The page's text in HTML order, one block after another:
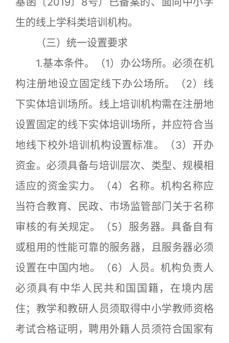
生的线上学科类培训机构。
（三）统一设置要求
1.基本条件。（1）办公场所。必须在机
构注册地设立固定线下办公场所。（2）线
下实体培训场所。线上培训机构需在注册地
设置固定的线下实体培训场所，并应符合当
地线下校外培训机构设置标准。（3）开办
资金。必须具备与培训层次、类型、规模相
适应的资金实力。（4）名称。机构名称应
当符合教育、民政、市场监管部门关于名称
审核的有关规定。（5）服务器。具备自有
或租用的性能可靠的服务器，且服务器必须
设置在中国内地。（6）人员。机构负责人
必须具有中华人民共和国国籍，在境内居
住；教学和教研人员须取得中小学教师资格
考试合格证明，聘用外籍人员须符合国家有